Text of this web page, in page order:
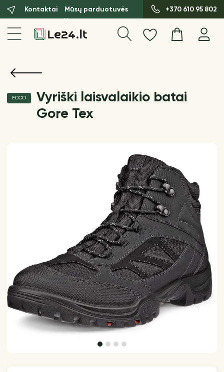
Kontaktai Mūsų parduotuvės +370 610 95 802
ECCO
Vyriški laisvalaikio batai
Gore Tex